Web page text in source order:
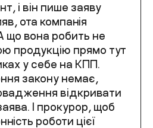
і він пише заяву
ота компанія
що вона робить не
продукцію прямо тут
у себе на КПП.
закону немає,
відкривати
І прокурор, щоб
роботи цієї